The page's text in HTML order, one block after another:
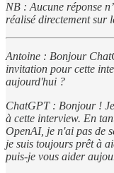
NB : Aucune réponse
réalisé directement sur
Antoine : Bonjour
invitation pour cette
aujourd'hui ?
ChatGPT : Bonjour !
à cette interview. En
OpenAI, je n'ai pas de
je suis toujours prêt à
puis-je vous aider